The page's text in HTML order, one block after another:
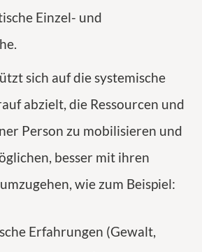
Einzel- und
sich auf die systemische
abzielt, die Ressourcen und
Person zu mobilisieren und
besser mit ihren
wie zum Beispiel:
Erfahrungen (Gewalt,